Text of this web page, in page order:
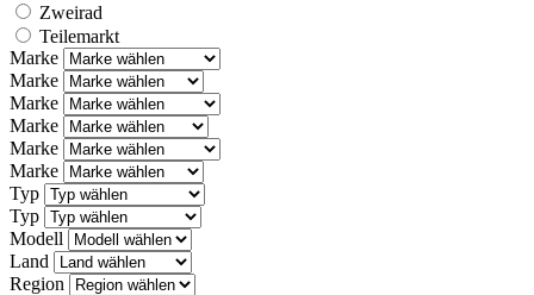
Zweirad
Teilemarkt
Marke
Marke
Marke
Marke
Marke
Marke
Typ
Typ
Modell
Land
Region